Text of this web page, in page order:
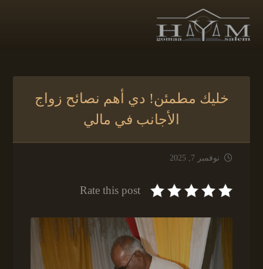
خليك مطمئن! دي أهم نصائح زواج
الأجانب في مالي
نوفمبر 7, 2025
Rate this post